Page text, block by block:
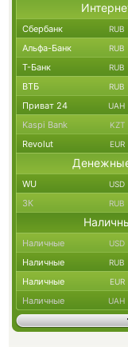
Сбербанк RUB
Альфа-Банк RUB
Т-Банк RUB
ВТБ RUB
Приват 24 UAH
Kaspi Bank KZT
Revolut EUR
WU USD
ЗК RUB
Наличные USD
Наличные RUB
Наличные EUR
Наличные UAH